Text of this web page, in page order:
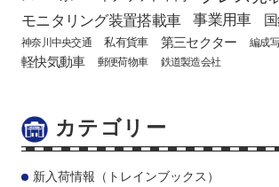
モニタリング装置搭載車 事業用車
神奈川中央交通 私有貨車 第三セクター 編成
軽快気動車 郵便荷物車 鉄道製造会社
カテゴリー
新入荷情報（トレインブックス）